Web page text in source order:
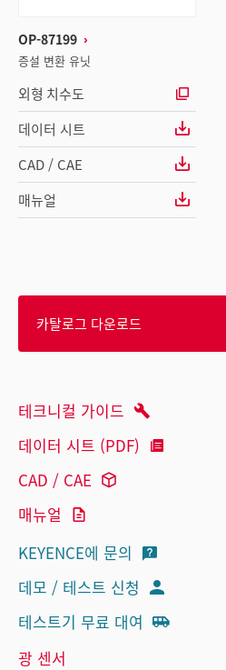
OP-87199
증설 변환 유닛
외형 치수도
데이터 시트
CAD / CAE
매뉴얼
카탈로그 다운로드
테크니컬 가이드
데이터 시트 (PDF)
CAD / CAE
매뉴얼
KEYENCE에 문의
데모 / 테스트 신청
테스트기 무료 대여
광 센서